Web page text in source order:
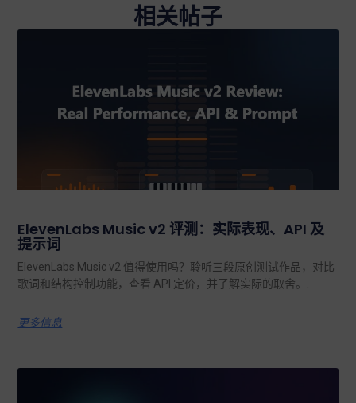
相关帖子
ElevenLabs Music v2 评测：实际表现、API 及
提示词
ElevenLabs Music v2 值得使用吗？聆听三段原创测试作品，对比
歌词和结构控制功能，查看 API 定价，并了解实际的取舍。.
更多信息